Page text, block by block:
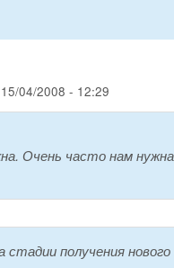
15/04/2008 - 12:29
Очень часто нам
стадии получения